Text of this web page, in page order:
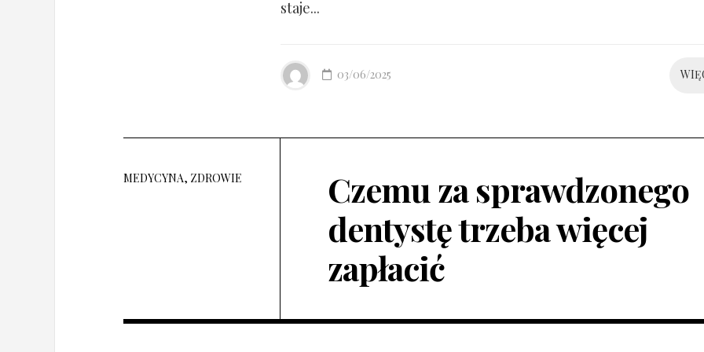
staje...
03/06/2025
MEDYCYNA, ZDROWIE
Czemu za sprawdzonego
dentystę trzeba więcej
zapłacić